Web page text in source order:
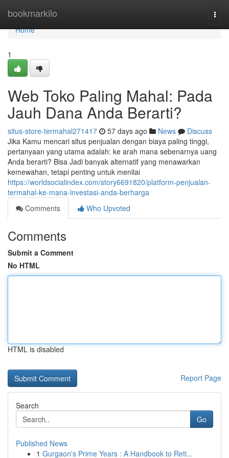
bookmarkilo
Home
Home
1
Web Toko Paling Mahal: Pada
Jauh Dana Anda Berarti?
situs-store-termahal271417 57 days ago News
Discuss
Jika Kamu mencari situs penjualan dengan biaya paling tinggi,
pertanyaan yang utama adalah: ke arah mana sebenarnya uang
Anda berarti? Bisa Jadi banyak alternatif yang menawarkan
kemewahan, tetapi penting untuk menilai
https://worldsocialindex.com/story6691820/platform-penjualan-
termahal-ke-mana-investasi-anda-berharga
Comments
Who Upvoted
Comments
Submit a Comment
No HTML
HTML is disabled
Report Page
Search
Go
Published News
1 Gurgaon's Prime Years : A Handbook to Reti...